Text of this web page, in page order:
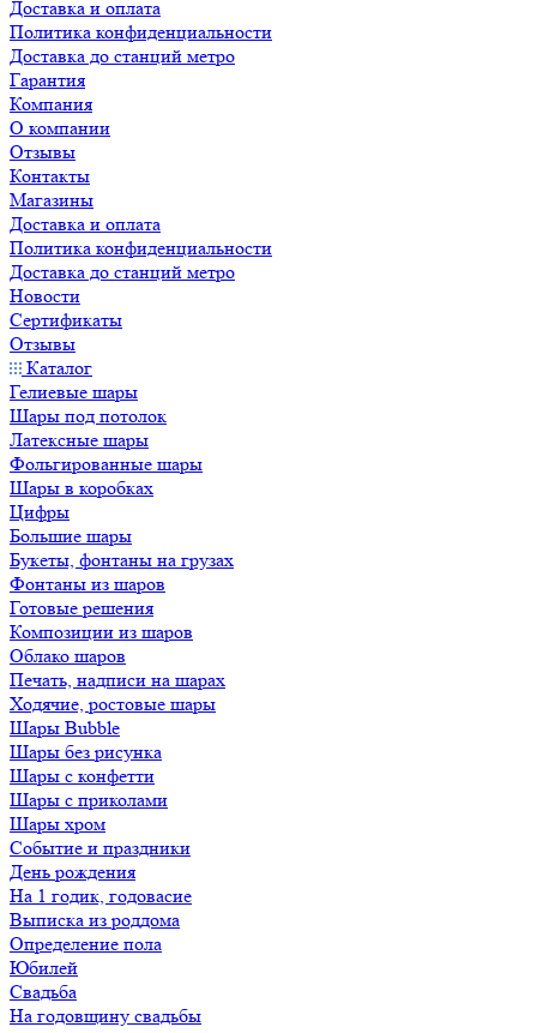
Доставка и оплата
Политика конфиденциальности
Доставка до станций метро
Гарантия
Компания
О компании
Отзывы
Контакты
Магазины
Доставка и оплата
Политика конфиденциальности
Доставка до станций метро
Новости
Сертификаты
Отзывы
Каталог
Гелиевые шары
Шары под потолок
Латексные шары
Фольгированные шары
Шары в коробках
Цифры
Большие шары
Букеты, фонтаны на грузах
Фонтаны из шаров
Готовые решения
Композиции из шаров
Облако шаров
Печать, надписи на шарах
Ходячие, ростовые шары
Шары Bubble
Шары без рисунка
Шары с конфетти
Шары с приколами
Шары хром
Событие и праздники
День рождения
На 1 годик, годовасие
Выписка из роддома
Определение пола
Юбилей
Свадьба
На годовщину свадьбы